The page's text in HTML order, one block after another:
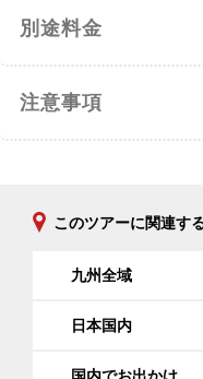
別途料金
注意事項
このツアーに関連す
九州全域
日本国内